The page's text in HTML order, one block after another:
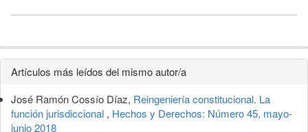
Detalles
del
artículo
Artículos más leídos del mismo autor/a
José Ramón Cossío Díaz, Reingeniería constitucional. La
función jurisdiccional , Hechos y Derechos: Número 45, mayo-
junio 2018